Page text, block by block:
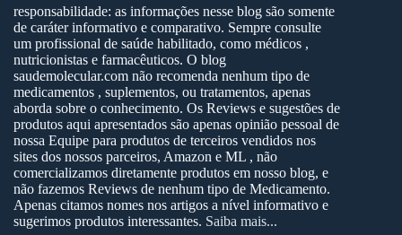
responsabilidade: as informações nesse blog são somente
de caráter informativo e comparativo. Sempre consulte
um profissional de saúde habilitado, como médicos ,
nutricionistas e farmacêuticos. O blog
saudemolecular.com não recomenda nenhum tipo de
medicamentos , suplementos, ou tratamentos, apenas
aborda sobre o conhecimento. Os Reviews e sugestões de
produtos aqui apresentados são apenas opinião pessoal de
nossa Equipe para produtos de terceiros vendidos nos
sites dos nossos parceiros, Amazon e ML , não
comercializamos diretamente produtos em nosso blog, e
não fazemos Reviews de nenhum tipo de Medicamento.
Apenas citamos nomes nos artigos a nível informativo e
sugerimos produtos interessantes. Saiba mais...